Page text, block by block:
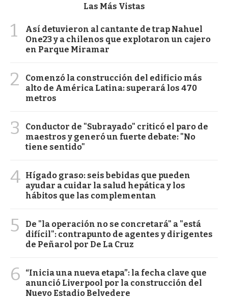
Las Más Vistas
1
Así detuvieron al cantante de trap Nahuel
One23 y a chilenos que explotaron un cajero
en Parque Miramar
2
Comenzó la construcción del edificio más
alto de América Latina: superará los 470
metros
3
Conductor de "Subrayado" criticó el paro de
maestros y generó un fuerte debate: "No
tiene sentido"
4 Hígado graso: seis bebidas que pueden
ayudar a cuidar la salud hepática y los
hábitos que las complementan
5
De "la operación no se concretará" a "está
difícil": contrapunto de agentes y dirigentes
de Peñarol por De La Cruz
6
“Inicia una nueva etapa”: la fecha clave que
anunció Liverpool por la construcción del
Nuevo Estadio Belvedere